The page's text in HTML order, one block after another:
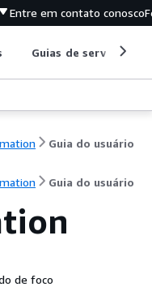
Entre em contato conosco
Guias de serviço
Guia do usuário
Guia do usuário
de foco